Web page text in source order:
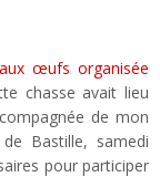
œufs organisée
chasse avait lieu
de mon
Bastille, samedi
pour participer